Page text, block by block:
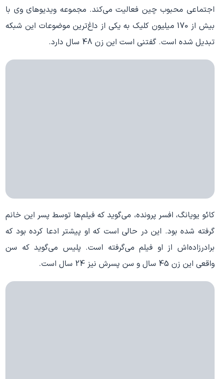
اجتماعی محبوب چین فعالیت می‌کند. مجموعه ویدیوهای وی با
بیش از 170 میلیون کلیک به یکی از داغ‌ترین موضوعات این شبکه
تبدیل شده است. گفتنی است این زن 48 سال دارد.
کائو یویانگ، افسر پرونده، می‌گوید که فیلم‌ها توسط پسر این خانم
گرفته شده بود. این در حالی است که او پیشتر ادعا کرده بود که
برادرزاده‌اش از او فیلم می‌گرفته است. پلیس می‌‎گوید که سن
واقعی این زن 45 سال و سن پسرش نیز 24 سال است.